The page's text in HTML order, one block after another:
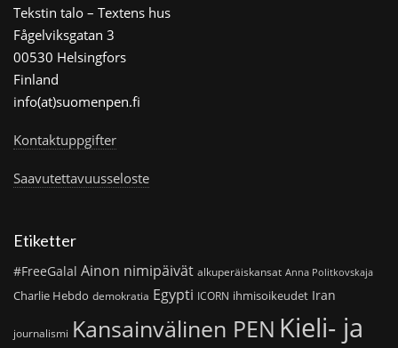
Tekstin talo – Textens hus
Fågelviksgatan 3
00530 Helsingfors
Finland
info(at)suomenpen.fi
Kontaktuppgifter
Saavutettavuusseloste
Etiketter
#FreeGalal Ainon nimipäivät alkuperäiskansat Anna Politkovskaja
Charlie Hebdo demokratia Egypti ICORN ihmisoikeudet Iran
journalismi Kansainvälinen PEN Kieli- ja